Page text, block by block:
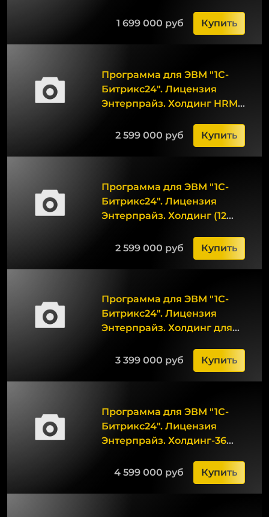
1 699 000 руб
Купить
Программа для ЭВМ "1С-
Битрикс24". Лицензия
Энтерпрайз. Холдинг HRM
2 599 000 руб
Купить
Программа для ЭВМ "1С-
Битрикс24". Лицензия
Энтерпрайз. Холдинг (12
2 599 000 руб
Купить
Программа для ЭВМ "1С-
Битрикс24". Лицензия
Энтерпрайз. Холдинг для
3 399 000 руб
Купить
Программа для ЭВМ "1С-
Битрикс24". Лицензия
Энтерпрайз. Холдинг-36
4 599 000 руб
Купить